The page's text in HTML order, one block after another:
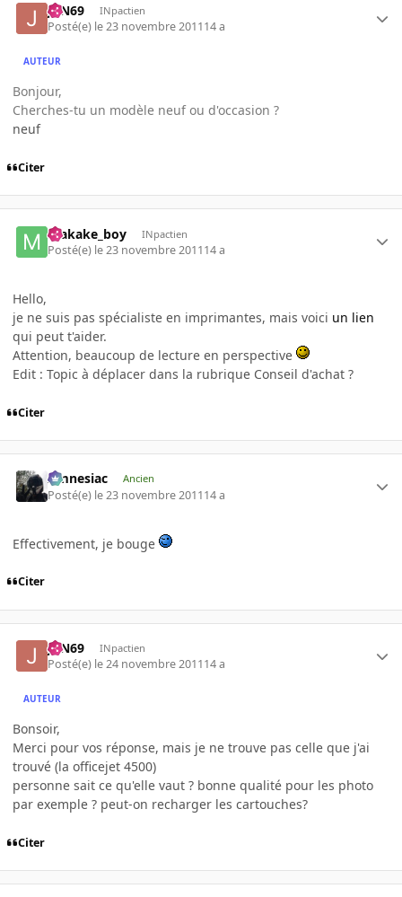
JoN69 INpactien
Posté(e) le 23 novembre 201114 a
AUTEUR
Bonjour,
Cherches-tu un modèle neuf ou d'occasion ?
neuf
Citer
makake_boy INpactien
Posté(e) le 23 novembre 201114 a
Hello,
je ne suis pas spécialiste en imprimantes, mais voici un lien
qui peut t'aider.
Attention, beaucoup de lecture en perspective
Edit : Topic à déplacer dans la rubrique Conseil d'achat ?
Citer
Amnesiac Ancien
Posté(e) le 23 novembre 201114 a
Effectivement, je bouge
Citer
JoN69 INpactien
Posté(e) le 24 novembre 201114 a
AUTEUR
Bonsoir,
Merci pour vos réponse, mais je ne trouve pas celle que j'ai
trouvé (la officejet 4500)
personne sait ce qu'elle vaut ? bonne qualité pour les photo
par exemple ? peut-on recharger les cartouches?
Citer